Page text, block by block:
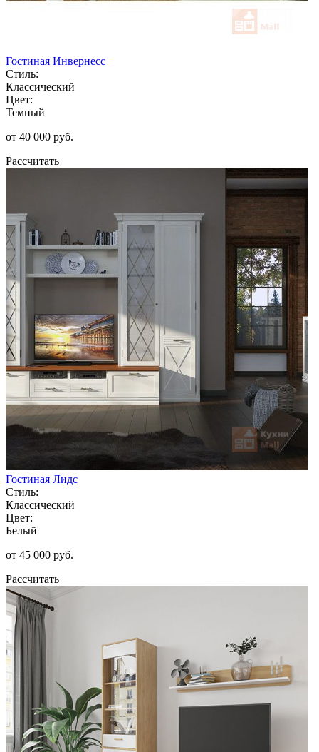
Гостиная Инвернесс
Стиль:
Классический
Цвет:
Темный
от 40 000 руб.
Рассчитать
Гостиная Лидс
Стиль:
Классический
Цвет:
Белый
от 45 000 руб.
Рассчитать